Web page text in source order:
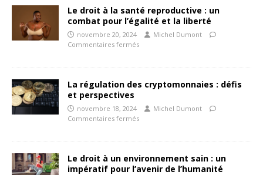
Le droit à la santé reproductive : un
combat pour l’égalité et la liberté
novembre 20, 2024
Michel Dumont
Commentaires fermés
La régulation des cryptomonnaies : défis
et perspectives
novembre 18, 2024
Michel Dumont
Commentaires fermés
Le droit à un environnement sain : un
impératif pour l’avenir de l’humanité